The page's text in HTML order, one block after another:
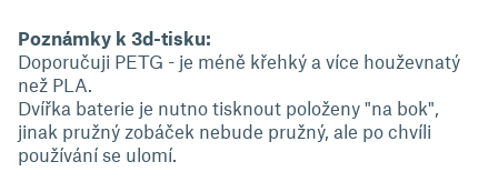
Poznámky k 3d-tisku:
Doporučuji PETG - je méně křehký a více houževnatý
než PLA.
Dvířka baterie je nutno tisknout položeny "na bok",
jinak pružný zobáček nebude pružný, ale po chvíli
používání se ulomí.